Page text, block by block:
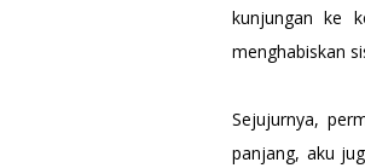
kunjungan ke
menghabiskan
Sejujurnya,
panjang, aku